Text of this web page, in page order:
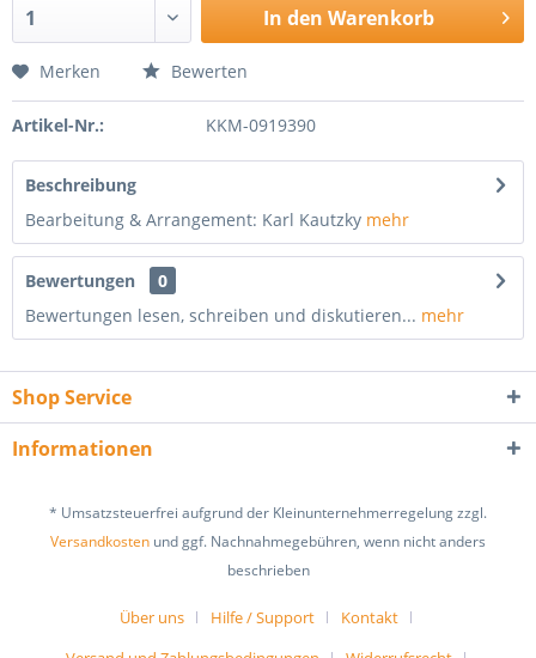
In den Warenkorb
Merken Bewerten
Artikel-Nr.: KKM-0919390
Beschreibung
Bearbeitung & Arrangement: Karl Kautzky mehr
Bewertungen
0
Bewertungen lesen, schreiben und diskutieren... mehr
Shop Service
Informationen
* Umsatzsteuerfrei aufgrund der Kleinunternehmerregelung zzgl.
Versandkosten und ggf. Nachnahmegebühren, wenn nicht anders
beschrieben
Über uns Hilfe / Support
Kontakt